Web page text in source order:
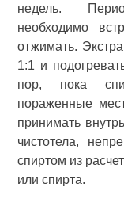
недель.
необходимо
отжимать.
1:1 и
пор, пока
пораженные
принимать
чистотела,
спиртом из
или спирта.